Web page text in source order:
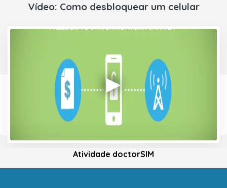
Vídeo: Como desbloquear um celular
Atividade doctorSIM